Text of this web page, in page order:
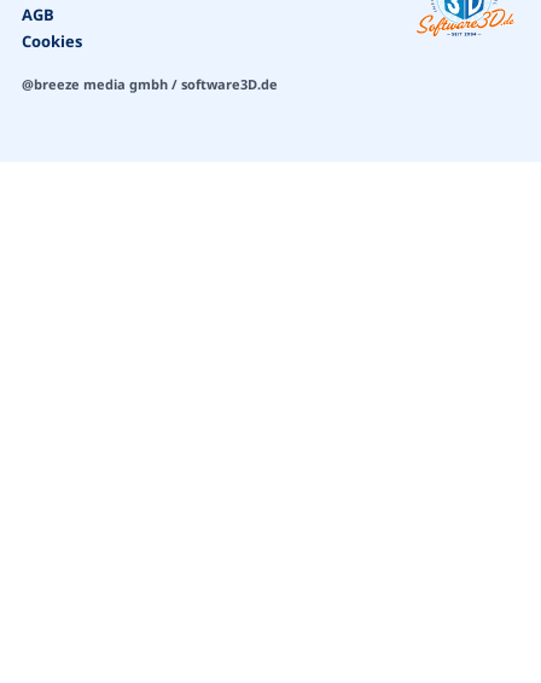
AGB
Cookies
@breeze media gmbh / software3D.de